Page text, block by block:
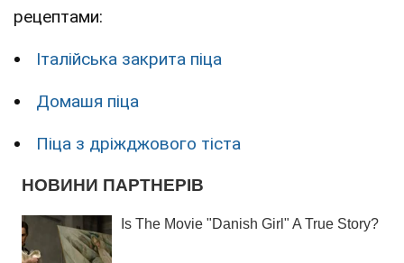
рецептами:
Італійська закрита піца
Домашя піца
Піца з дріжджового тіста